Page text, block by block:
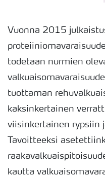
Vuonna 2015
todetaan nurmien
tuottaman
kaksinkertainen
viisinkertainen rypsiin
Tavoitteeksi
kautta